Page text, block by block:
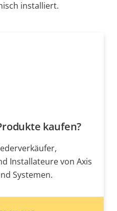
installiert.
kaufen?
Installateure von Axis
Systemen.